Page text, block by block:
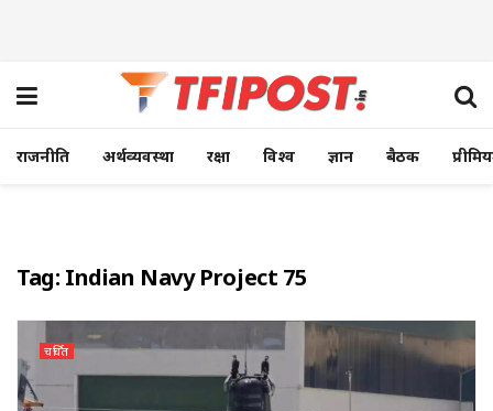
राजनीति अर्थव्यवस्था रक्षा विश्व ज्ञान बैठक
Tag: Indian Navy Project 75
चर्चित